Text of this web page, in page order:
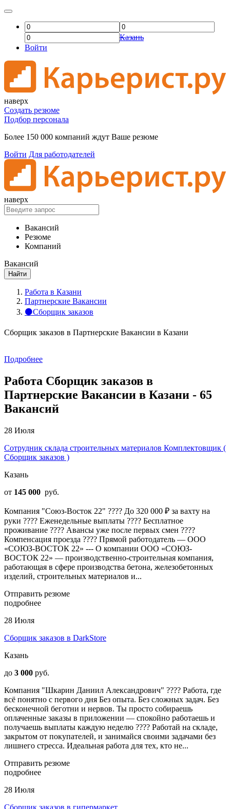
Казань
Войти
наверх
Создать резюме
Подбор персонала
Более 150 000 компаний ждут Ваше резюме
Войти Для работодателей
наверх
Вакансий
Резюме
Компаний
Вакансий
Найти
Работа в Казани
Партнерские Вакансии
⚫Сборщик заказов
Сборщик заказов в Партнерские Вакансии в Казани
Подробнее
Работа Сборщик заказов в
Партнерские Вакансии в Казани - 65
Вакансий
28 Июля
Сотрудник склада строительных материалов Комплектовщик (
Сборщик заказов )
Казань
от 145 000 руб.
Компания "Союз-Восток 22" ???? До 320 000 ₽ за вахту на
руки ???? Еженедельные выплаты ???? Бесплатное
проживание ???? Авансы уже после первых смен ????
Компенсация проезда ???? Прямой работодатель — ООО
«СОЮЗ-ВОСТОК 22» --- О компании ООО «СОЮЗ-
ВОСТОК 22» — производственно-строительная компания,
работающая в сфере производства бетона, железобетонных
изделий, строительных материалов и...
Отправить резюме
подробнее
28 Июля
Сборщик заказов в DarkStore
Казань
до 3 000 руб.
Компания "Шкарин Даниил Александрович" ???? Работа, где
всё понятно с первого дня Без опыта. Без сложных задач. Без
бесконечной беготни и нервов. Ты просто собираешь
оплаченные заказы в приложении — спокойно работаешь и
получаешь выплаты каждую неделю ???? Работай на складе,
закрытом от покупателей, и занимайся своими задачами без
лишнего стресса. Идеальная работа для тех, кто не...
Отправить резюме
подробнее
28 Июля
Сборщик заказов в гипермаркет